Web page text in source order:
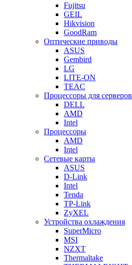
Fujitsu
GEIL
Hikvision
GoodRam
Оптические приводы
ASUS
Gembird
LG
LITE-ON
TEAC
Процессоры для серверов
DELL
AMD
Intel
Процессоры
AMD
Intel
Сетевые карты
ASUS
D-Link
Intel
Tenda
TP-Link
ZyXEL
Устройства охлаждения
SuperMicro
MSI
NZXT
Thermaltake